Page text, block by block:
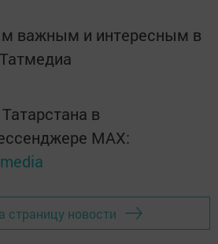
важным и интересным в
Татмедиа
в
MАХ:
страницу новости